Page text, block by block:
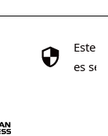
Este
es